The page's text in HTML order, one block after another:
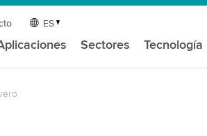
ES
Sectores Tecnología